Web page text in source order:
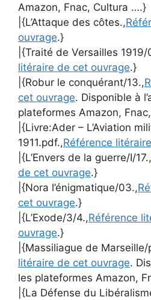
Amazon, Fnac, Cultura ….}
|{L’Attaque des côtes.,
ouvrage.}
|{Traité de Versailles 1919/
litéraire de cet ouvrage.}
|{Robur le conquérant/13.,
cet ouvrage. Disponible à
plateformes Amazon,
|{Livre:Ader – L’Aviation
1911.pdf.,Référence
|{L’Envers de la guerre/I/17.,
de cet ouvrage.}
|{Nora l’énigmatique/03.,
cet ouvrage.}
|{L’Exode/3/4.,Référence
ouvrage.}
|{Massiliague de Marseille/
litéraire de cet ouvrage.
les plateformes Amazon,
|{La Défense du